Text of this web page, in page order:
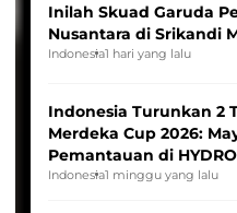
Inilah Skuad Garuda
Nusantara di Srikandi
Indonesia1 hari yang lalu
Indonesia Turunkan 2
Merdeka Cup 2026:
Pemantauan di
League
Indonesia1 minggu yang lalu